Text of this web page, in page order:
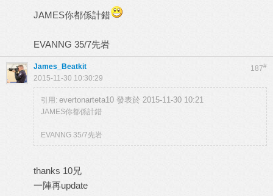
JAMES你都係計錯
EVANNG 35/7先岩
187#
James_Beatkit
2015-11-30 10:30:29
引用: evertonarteta10 發表於 2015-11-30 10:21
JAMES你都係計錯
EVANNG 35/7先岩
thanks 10兄
一陣再update